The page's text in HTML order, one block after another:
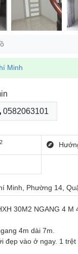
Minh
0582063101
2
Minh, Phường 14,
30M2 NGANG 4
4m dài 7m.
đẹp vào ở ngay. 1